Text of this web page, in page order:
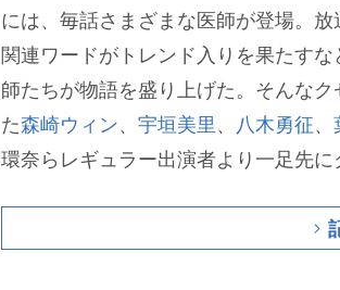
には、毎話さまざまな医師が登場。放
関連ワードがトレンド入りを果たす
師たちが物語を盛り上げた。そんなク
た森崎ウィン、 宇垣美里 、 八木勇征、
環奈らレギュラー出演者より一足先に
パーソン・小田桐蒼(おだぎり・あお